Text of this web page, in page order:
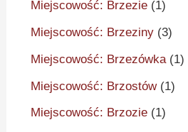
Miejscowość: Brzezie (1)
Miejscowość: Brzeziny (3)
Miejscowość: Brzezówka(1)
Miejscowość: Brzostów(1)
Miejscowość: Brzozie (1)